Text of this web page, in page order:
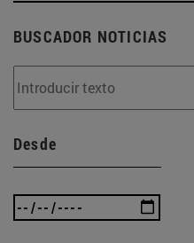
BUSCADOR NOTICIAS
Desde